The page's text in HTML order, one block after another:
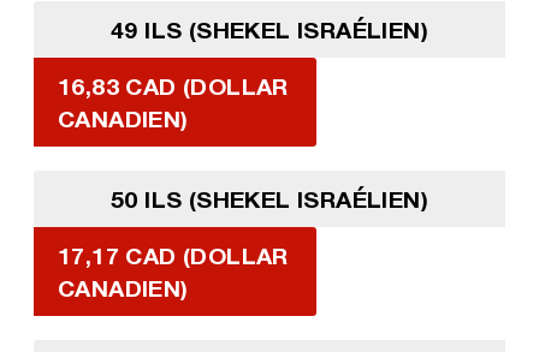
49 ILS (SHEKEL ISRAÉLIEN)
16,83 CAD (DOLLAR
CANADIEN)
50 ILS (SHEKEL ISRAÉLIEN)
17,17 CAD (DOLLAR
CANADIEN)